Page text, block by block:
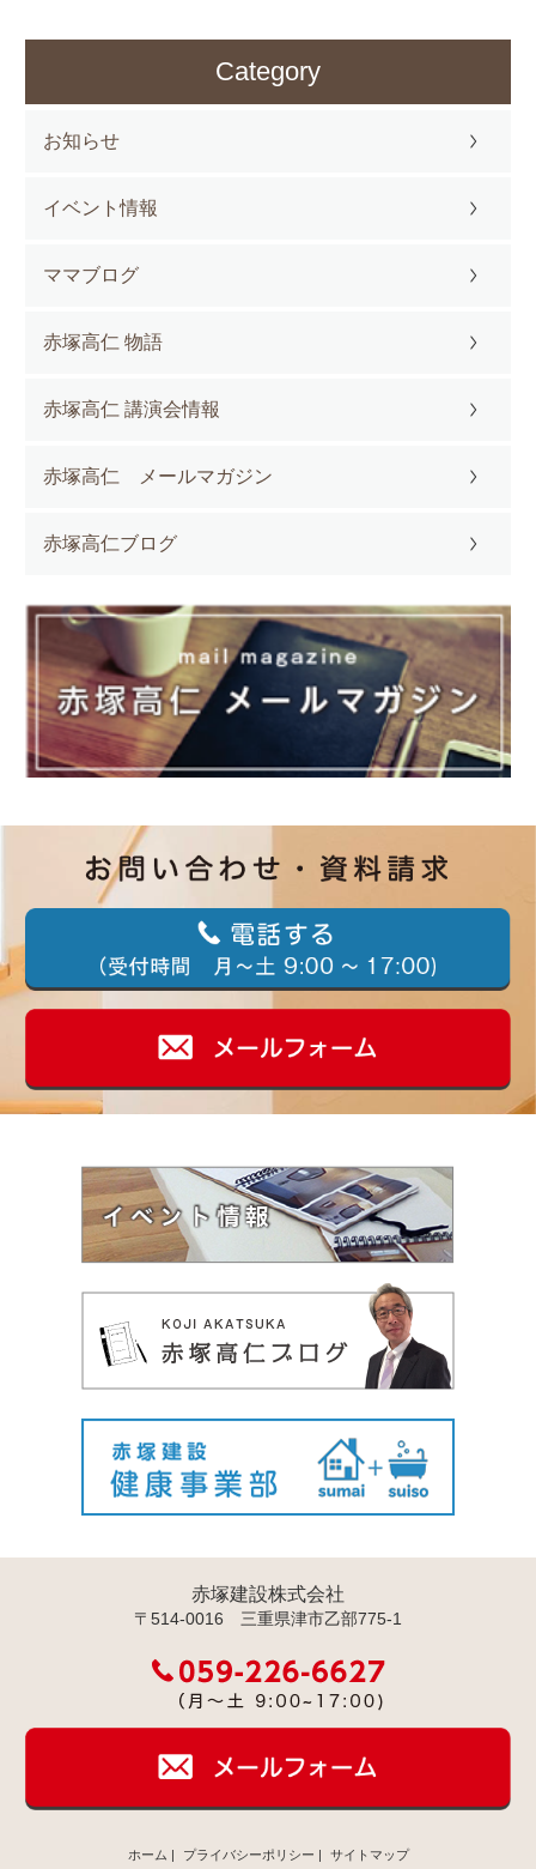
Category
お知らせ
イベント情報
ママブログ
赤塚高仁 物語
赤塚高仁 講演会情報
赤塚高仁 メールマガジン
赤塚高仁ブログ
赤塚建設株式会社
〒514-0016 三重県津市乙部775-1
ホーム | プライバシーポリシー | サイトマップ